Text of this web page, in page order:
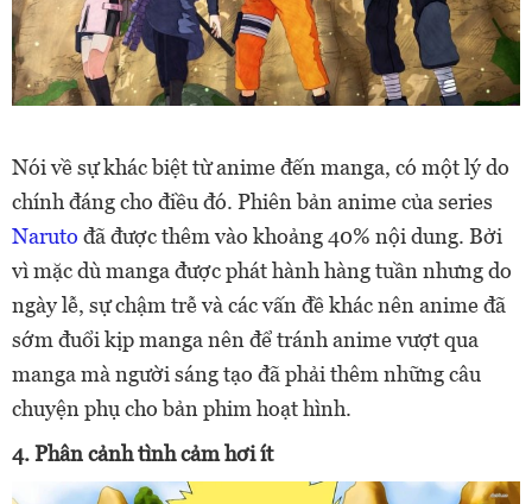
Nói về sự khác biệt từ anime đến manga, có một lý do
chính đáng cho điều đó. Phiên bản anime của series
Naruto đã được thêm vào khoảng 40% nội dung. Bởi
vì mặc dù manga được phát hành hàng tuần nhưng do
ngày lễ, sự chậm trễ và các vấn đề khác nên anime đã
sớm đuổi kịp manga nên để tránh anime vượt qua
manga mà người sáng tạo đã phải thêm những câu
chuyện phụ cho bản phim hoạt hình.
4. Phân cảnh tình cảm hơi ít